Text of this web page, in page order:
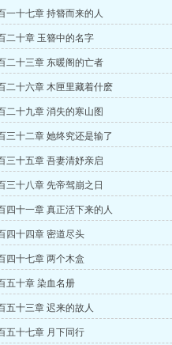
一十七章 持簪而来的人
二十章 玉簪中的名字
二十三章 东暖阁的亡者
二十六章 木匣里藏着什麽
二十九章 消失的寒山图
三十二章 她终究还是输了
三十五章 吾妻清妤亲启
三十八章 先帝驾崩之日
四十一章 真正活下来的人
四十四章 密道尽头
四十七章 两个木盒
五十章 染血名册
五十三章 迟来的故人
五十七章 月下同行